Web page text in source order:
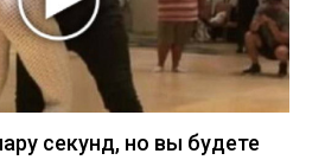
секунд, но вы будете